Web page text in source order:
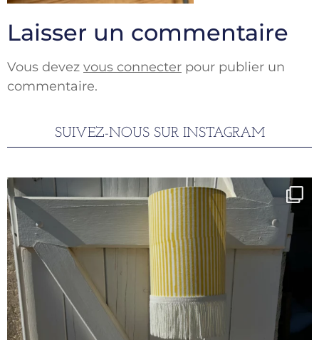
Laisser un commentaire
Vous devez vous connecter pour publier un
commentaire.
SUIVEZ-NOUS SUR INSTAGRAM